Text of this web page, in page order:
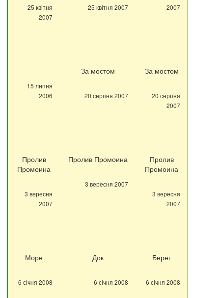
25 квітня
2007
25 квітня 2007
2007
15 липня
2006
За мостом
20 серпня 2007
За мостом
20 серпня
2007
Пролив
Промоина
3 вересня
2007
Пролив Промоина
3 вересня 2007
Пролив
Промоина
3 вересня
2007
Море
6 січня 2008
Док
6 січня 2008
Берег
6 січня 2008